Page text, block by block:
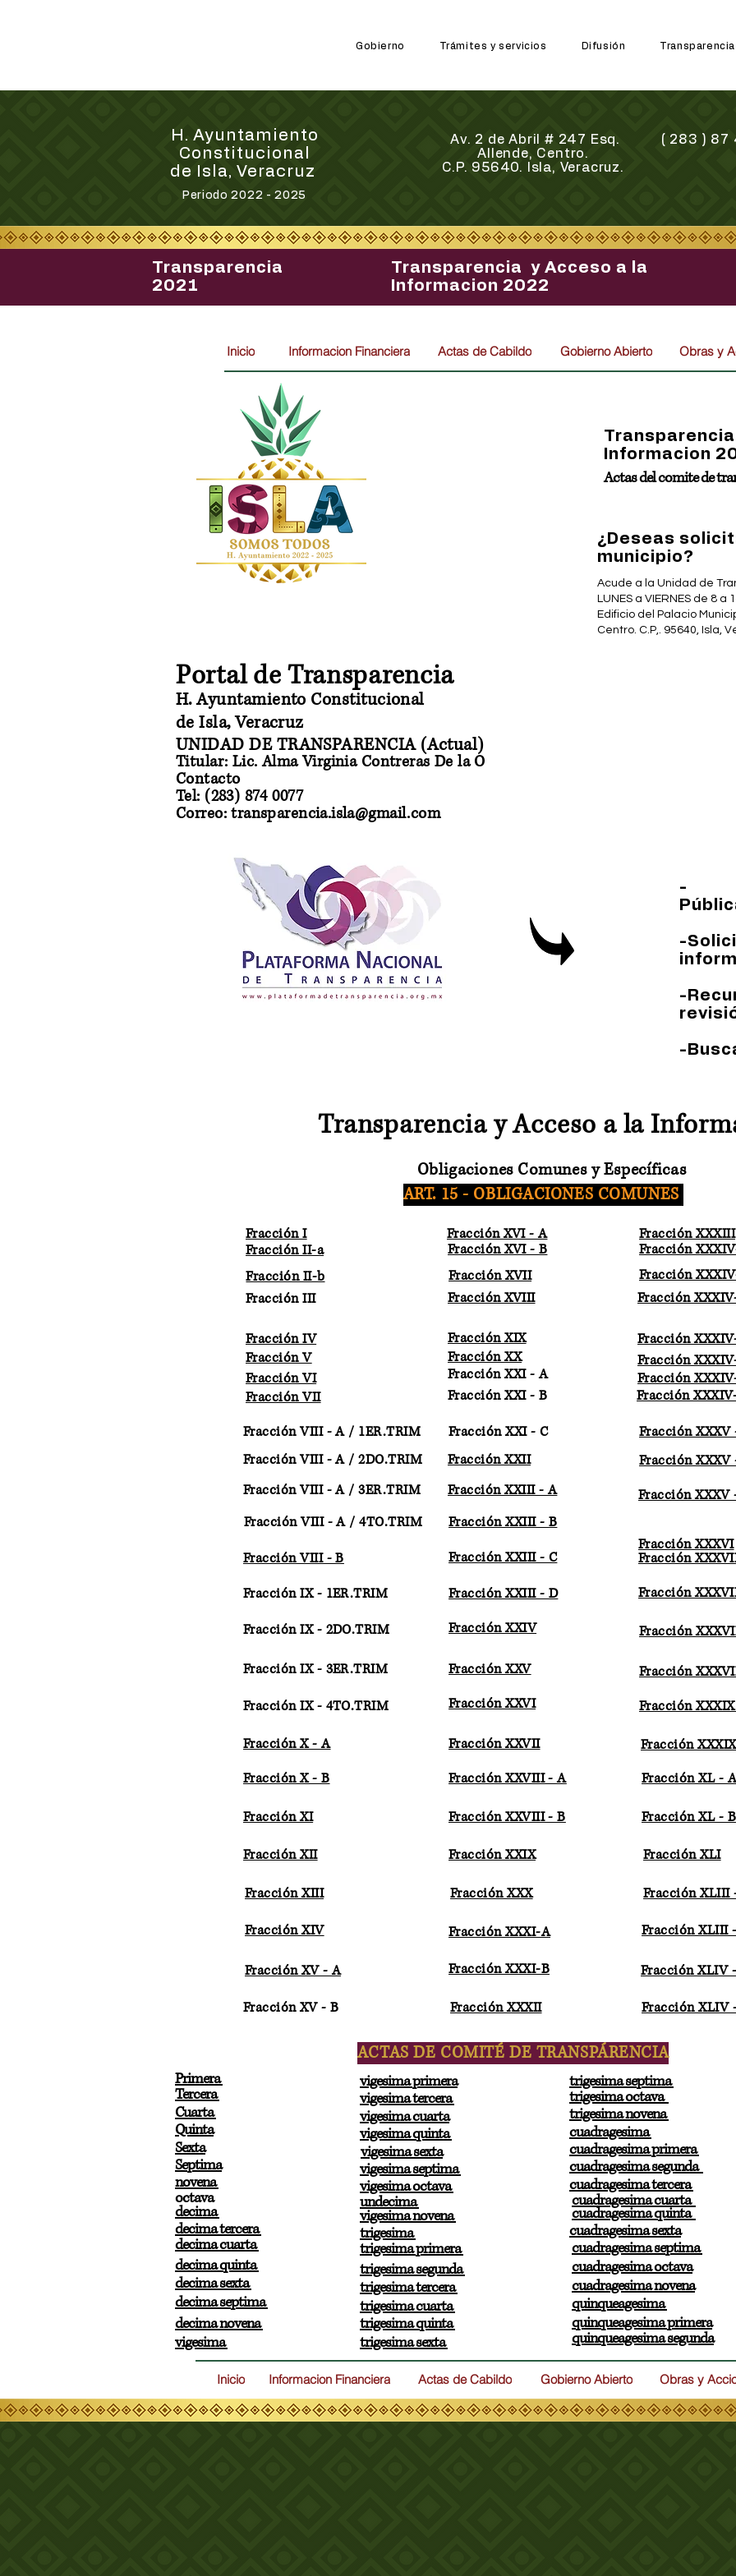
Gobierno Trámites y servicios Difusión Transparencia
H. Ayuntamiento
Constitucional
de Isla, Veracruz
( 283 ) 87
Av. 2 de Abril # 247 Esq.
Allende, Centro.
C.P. 95640. Isla, Veracruz.
Periodo 2022 - 2025
Transparencia
2021
Transparencia y Acceso a la
Informacion 2022
Inicio Informacion Financiera Actas de Cabildo Gobierno Abierto Obras y
Portal de Transparencia
H. Ayuntamiento Constitucional
de Isla, Veracruz
Informacion
Actas del comite de
¿Deseas
municipio?
Acude a la Unidad de
LUNES a VIERNES de 8 a
Edificio del Palacio
Centro. C.P,. 95640, Isla,
UNIDAD DE TRANSPARENCIA (Actual)
Titular: Lic. Alma Virginia Contreras De la O
Contacto
Tel: (283) 874 0077
Correo: transparencia.isla@gmail.com
-
-
-
-
Transparencia y Acceso a la
Obligaciones Comunes y Específicas
ART. 15 - OBLIGACIONES COMUNES
Fracción I
Fracción II-a
Fracción II-b
Fracción III
Fracción IV
Fracción V
Fracción VI
Fracción VII
Fracción VIII - A / 1ER.TRIM
Fracción VIII - A / 2DO.TRIM
Fracción VIII - A / 3ER.TRIM
Fracción VIII - A / 4TO.TRIM
Fracción VIII - B
Fracción IX - 1ER.TRIM
Fracción IX - 2DO.TRIM
Fracción IX - 3ER.TRIM
Fracción IX - 4TO.TRIM
Fracción X - A
Fracción X - B
Fracción XI
Fracción XII
Fracción XIII
Fracción XIV
Fracción XV - A
Fracción XV - B
Fracción XVI - A
Fracción XVI - B
Fracción XVII
Fracción XVIII
Fracción XIX
Fracción XX
Fracción XXI - A
Fracción XXI - B
Fracción XXI - C
Fracción XXII
Fracción XXIII - A
Fracción XXIII - B
Fracción XXIII - C
Fracción XXIII - D
Fracción XXIV
Fracción XXV
Fracción XXVI
Fracción XXVII
Fracción XXVIII - A
Fracción XXVIII - B
Fracción XXIX
Fracción XXX
Fracción XXXI-A
Fracción XXXI-B
Fracción XXXII
Fracción XXXIII
Fracción
Fracción
Fracción
Fracción
Fracción
Fracción
Fracción
Fracción XXXV
Fracción XXXV
Fracción XXXV
Fracción XXXVI
Fracción
Fracción
Fracción
Fracción
Fracción
Fracción
Fracción XL - A
Fracción XL - B
Fracción XLI
Fracción XLIII
Fracción XLIII
Fracción XLIV
Fracción XLIV
ACTAS DE COMITÉ DE TRANSPÁRENCIA
Primera vigesima primera
Tercera vigesima tercera
Cuarta vigesima cuarta
Quinta
Sexta
vigesima quinta
vigesima sexta
Septima
vigesima septima
octava
novena vigesima octava
undecima
vigesima novena
decima
decima tercera
trigesima
trigesima primera
decima cuarta
decima quinta
trigesima segunda
trigesima tercera
trigesima cuarta
decima sexta
decima septima
trigesima quinta
decima novena
vigesima
trigesima sexta
trigesima septima
trigesima octava
trigesima novena
cuadragesima
cuadragesima primera
cuadragesima segunda
cuadragesima tercera
cuadragesima cuarta
cuadragesima quinta
cuadragesima sexta
cuadragesima septima
cuadragesima octava
cuadragesima novena
quinqueagesima
quinqueagesima primera
quinqueagesima segunda
Inicio Informacion Financiera Actas de Cabildo Gobierno Abierto Obras y